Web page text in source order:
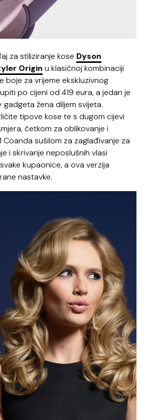
za stiliziranje kose Dyson
Origin u klasičnoj kombinaciji
boje za vrijeme ekskluzivnog
po cijeni od 419 eura, a jedan je
žena diljem svijeta.
tipove kose te s dugom cijevi
četkom za oblikovanje i
Coanda sušilom za zaglađivanje za
i skrivanje neposlušnih vlasi
kupaonice, a ova verzija
nastavke.